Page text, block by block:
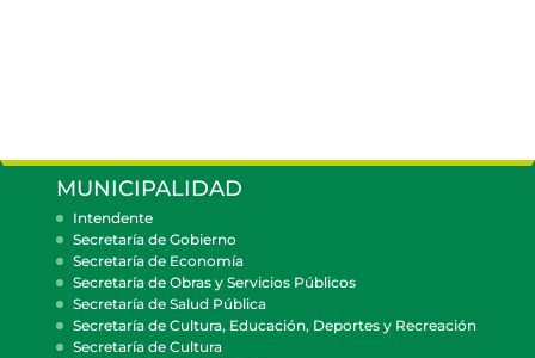
MUNICIPALIDAD
Intendente
Secretaría de Gobierno
Secretaría de Economía
Secretaría de Obras y Servicios Públicos
Secretaría de Salud Pública
Secretaría de Cultura, Educación, Deportes y Recreación
Secretaría de Cultura